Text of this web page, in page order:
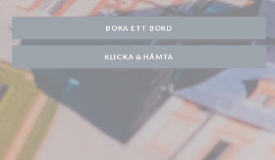
BOKA ETT BORD
KLICKA & HÄMTA